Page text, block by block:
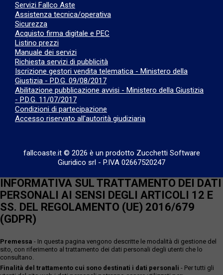
Servizi Fallco Aste
Assistenza tecnica/operativa
Sicurezza
Acquisto firma digitale e PEC
Listino prezzi
Manuale dei servizi
Richiesta servizi di pubblicità
Iscrizione gestori vendita telematica - Ministero della
Giustizia - P.D.G. 09/08/2017
Abilitazione pubblicazione avvisi - Ministero della Giustizia
- P.D.G. 11/07/2017
Condizioni di partecipazione
Accesso riservato all'autorità giudiziaria
fallcoaste.it © 2026 è un prodotto Zucchetti Software
Giuridico srl - P.IVA 02667520247
INFORMATIVA SUL TRATTAMENTO DEI DATI
PERSONALI AI SENSI DEGLI ARTICOLI 12 E
SS. DEL REGOLAMENTO (UE) 2016/679
(GDPR)
Premessa - In questa pagina vengono descritte le modalità di gestione del
sito, con riferimento al trattamento dei dati personali degli utenti che lo
consultano.
Finalità del trattamento cui sono destinati i dati personali - Per tutti gli